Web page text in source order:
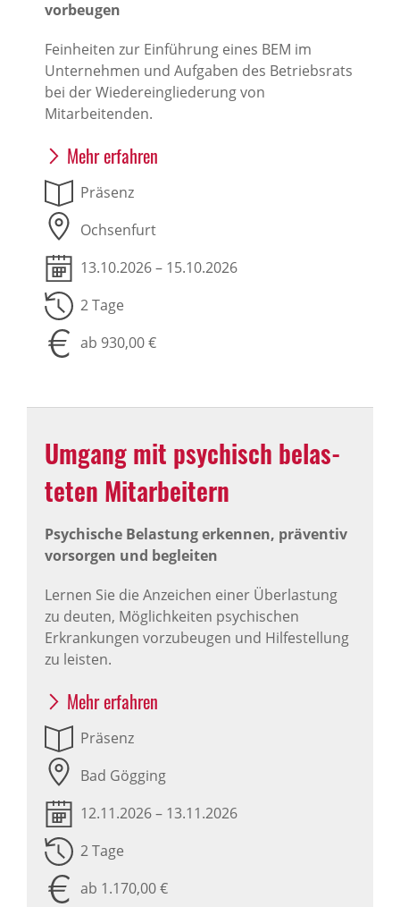
vorbeugen
Feinheiten zur Einführung eines BEM im
Unternehmen und Aufgaben des Betriebsrats
bei der Wiedereingliederung von
Mitarbeitenden.
Mehr erfahren
Präsenz
Ochsenfurt
13.10.2026 – 15.10.2026
2 Tage
ab 930,00 €
Umgang mit psychisch belas­
teten Mitar­bei­tern
Psychische Belastung erkennen, präventiv
vorsorgen und begleiten
Lernen Sie die Anzeichen einer Überlastung
zu deuten, Möglichkeiten psychischen
Erkrankungen vorzubeugen und Hilfestellung
zu leisten.
Mehr erfahren
Präsenz
Bad Gögging
12.11.2026 – 13.11.2026
2 Tage
ab 1.170,00 €